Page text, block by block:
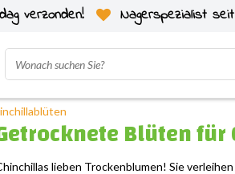
verzonden! Nagerspezialist seit
Blüten
lieben Trockenblumen! Sie